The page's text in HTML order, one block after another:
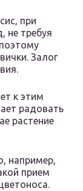
при
не требуя
Залог
к этим
радовать
растение
например,
прием